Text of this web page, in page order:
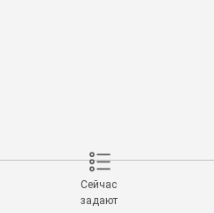
Сейчас
задают